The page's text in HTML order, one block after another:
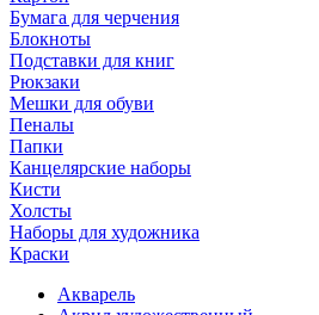
Бумага для черчения
Блокноты
Подставки для книг
Рюкзаки
Мешки для обуви
Пеналы
Папки
Канцелярские наборы
Кисти
Холсты
Наборы для художника
Краски
Акварель